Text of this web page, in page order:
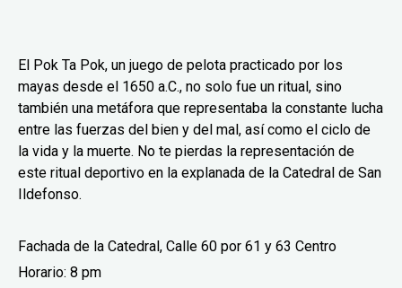
El Pok Ta Pok, un juego de pelota practicado por los
mayas desde el 1650 a.C., no solo fue un ritual, sino
también una metáfora que representaba la constante lucha
entre las fuerzas del bien y del mal, así como el ciclo de
la vida y la muerte. No te pierdas la representación de
este ritual deportivo en la explanada de la Catedral de San
Ildefonso.
Fachada de la Catedral, Calle 60 por 61 y 63 Centro
Horario: 8 pm